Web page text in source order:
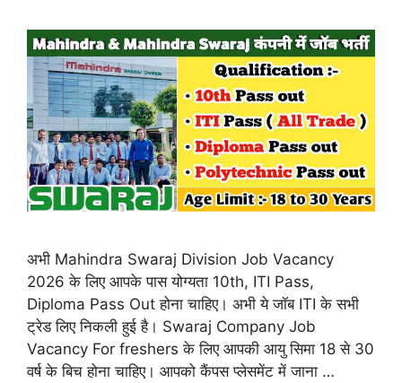
अभी Mahindra Swaraj Division Job Vacancy
2026 के लिए आपके पास योग्यता 10th, ITI Pass,
Diploma Pass Out होना चाहिए। अभी ये जॉब ITI के सभी
ट्रेड लिए निकली हुई है। Swaraj Company Job
Vacancy For freshers के लिए आपकी आयु सिमा 18 से 30
वर्ष के बिच होना चाहिए। आपको कैंपस प्लेसमेंट में जाना …